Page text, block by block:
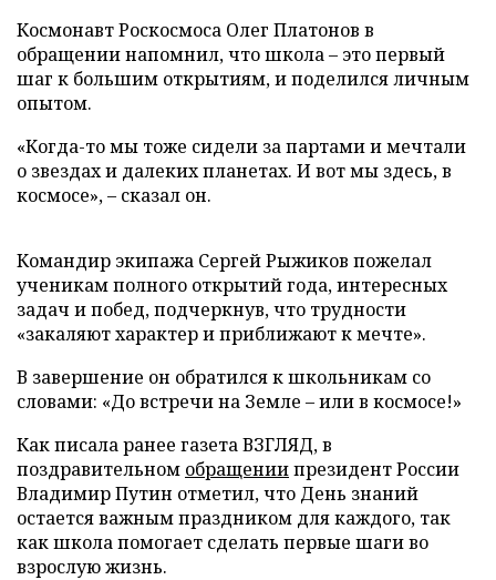
Космонавт Роскосмоса Олег Платонов в
обращении напомнил, что школа – это первый
шаг к большим открытиям, и поделился личным
опытом.
«Когда-то мы тоже сидели за партами и мечтали
о звездах и далеких планетах. И вот мы здесь, в
космосе», – сказал он.
Командир экипажа Сергей Рыжиков пожелал
ученикам полного открытий года, интересных
задач и побед, подчеркнув, что трудности
«закаляют характер и приближают к мечте».
В завершение он обратился к школьникам со
словами: «До встречи на Земле – или в космосе!»
Как писала ранее газета ВЗГЛЯД, в
поздравительном обращениипрезидент России
Владимир Путин отметил, что День знаний
остается важным праздником для каждого, так
как школа помогает сделать первые шаги во
взрослую жизнь.